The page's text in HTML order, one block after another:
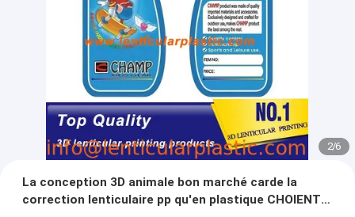
2/6
La conception 3D animale bon marché carde la
correction lenticulaire pp qu'en plastique CHOIENT